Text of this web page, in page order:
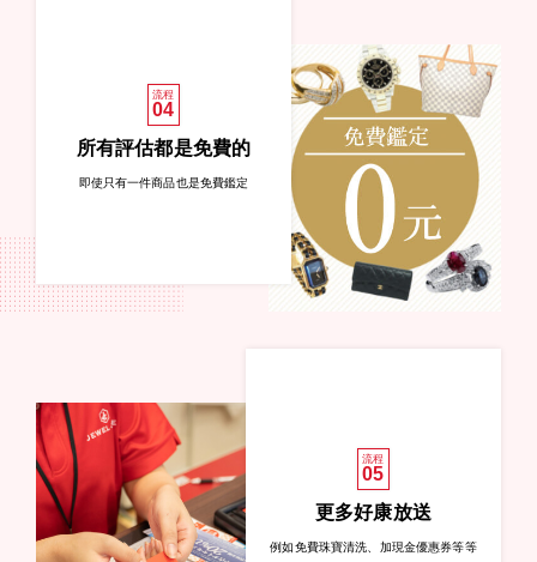
流程
04
所有評估都是免費的
即使只有一件商品也是免費鑑定
流程
05
更多好康放送
例如免費珠寶清洗、加現金優惠券等等